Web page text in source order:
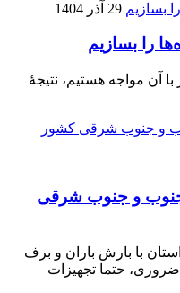
29 آذر 1404
را بسازیم
آن مواجه هستیم، نتیجۀ
جنوب و جنوب شرقی
رییس پلیس راه کشور اعلام کرد: ۲۴ استان با بارش باران و برف
حتما تجهیزات